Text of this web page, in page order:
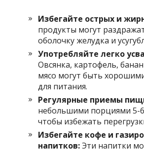
Избегайте острых и
продукты могут
оболочку желудка и
Употребляйте легко
Овсянка, картофель,
мясо могут быть
для питания.
Регулярные приемы
небольшими порциями 5-
чтобы избежать
Избегайте кофе и
напитков:Эти напитки